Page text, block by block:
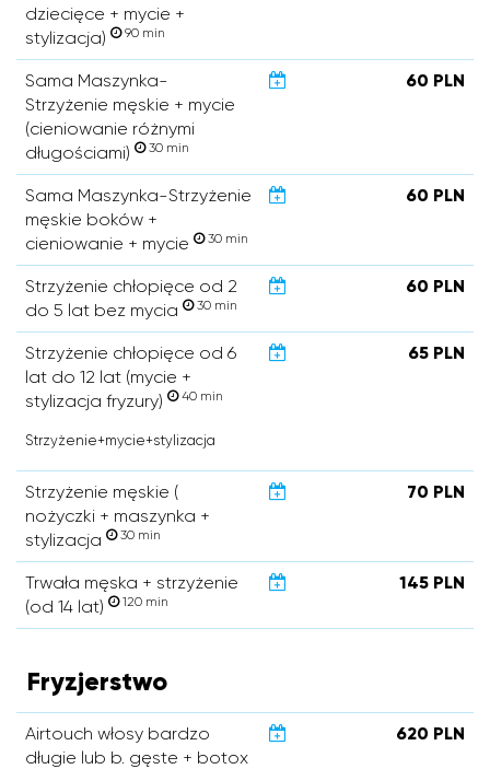
dziecięce + mycie +
stylizacja)
90 min
Sama Maszynka-
Strzyżenie męskie + mycie
(cieniowanie różnymi
długościami)
30 min
60 PLN
Sama Maszynka-Strzyżenie
męskie boków +
cieniowanie + mycie
30 min
60 PLN
Strzyżenie chłopięce od 2
do 5 lat bez mycia
30 min
60 PLN
Strzyżenie chłopięce od 6
lat do 12 lat (mycie +
stylizacja fryzury)
40 min
65 PLN
Strzyżenie+mycie+stylizacja
Strzyżenie męskie (
nożyczki + maszynka +
stylizacja
30 min
70 PLN
Trwała męska + strzyżenie
(od 14 lat)
120 min
145 PLN
Fryzjerstwo
Airtouch włosy bardzo
długie lub b. gęste + botox
620 PLN